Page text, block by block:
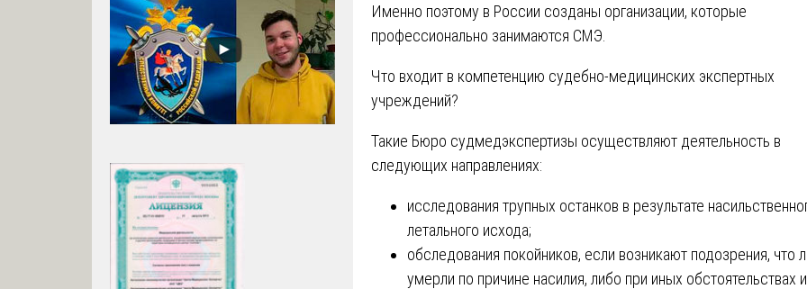
Именно поэтому в России созданы организации, которые
профессионально занимаются СМЭ.
Что входит в компетенцию судебно-медицинских экспертных
учреждений?
Такие Бюро судмедэкспертизы осуществляют деятельность в
следующих направлениях:
исследования трупных останков в результате
летального исхода;
обследования покойников, если возникают подозрения, что
умерли по причине насилия, либо при иных обстоятельствах и